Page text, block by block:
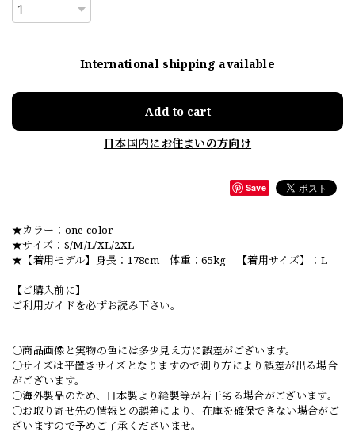
International shipping available
Add to cart
日本国内にお住まいの方向け
Save
★カラー：one color
★サイズ：S/M/L/XL/2XL
★【着用モデル】身長：178cm 体重：65kg 【着用サイズ】：L
【ご購入前に】
ご利用ガイドを必ずお読み下さい。
○商品画像と実物の色には多少見え方に誤差がございます。
○サイズは平置きサイズとなりますので測り方により誤差が出る場合
がございます。
○海外製品のため、日本製より縫製等が若干劣る場合がございます。
○お取り寄せ先の情報との誤差により、在庫を確保できない場合がご
ざいますので予めご了承くださいませ。